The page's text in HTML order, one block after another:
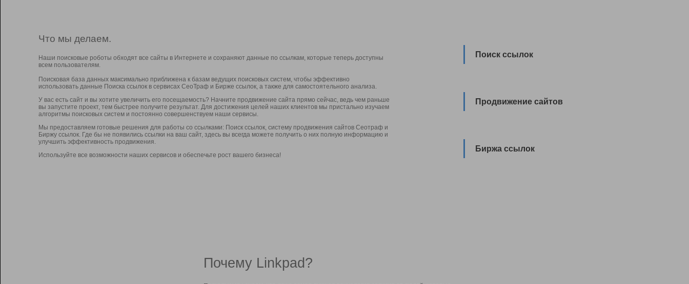
Что мы делаем.
Наши поисковые роботы обходят все сайты в Интернете и сохраняют данные по ссылкам, которые теперь доступны
всем пользователям.
Поисковая база данных максимально приближена к базам ведущих поисковых систем, чтобы эффективно
использовать данные Поиска ссылок в сервисах СеоТраф и Бирже ссылок, а также для самостоятельного анализа.
У вас есть сайт и вы хотите увеличить его посещаемость? Начните продвижение сайта прямо сейчас, ведь чем раньше
вы запустите проект, тем быстрее получите результат. Для достижения целей наших клиентов мы пристально изучаем
алгоритмы поисковых систем и постоянно совершенствуем наши сервисы.
Мы предоставляем готовые решения для работы со ссылками: Поиск ссылок, систему продвижения сайтов Сеотраф и
Биржу ссылок. Где бы не появились ссылки на ваш сайт, здесь вы всегда можете получить о них полную информацию и
улучшить эффективность продвижения.
Используйте все возможности наших сервисов и обеспечьте рост вашего бизнеса!
Поиск ссылок
Продвижение сайтов
Биржа ссылок
Почему Linkpad?